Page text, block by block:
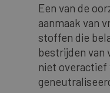
Een van de
aanmaak van
stoffen die
bestrijden van
niet overactief